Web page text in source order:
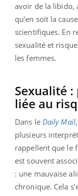
avoir de la libido,
qu’en soit la
scientifiques. En
sexualité et
les femmes.
Sexualité
liée au
Dans le Daily Mail
plusieurs
rappellent que le
est souvent
: une mauvaise
chronique. Cela